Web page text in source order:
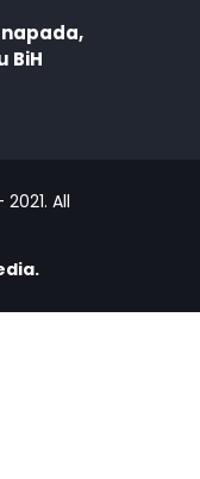
napada,
BiH
All